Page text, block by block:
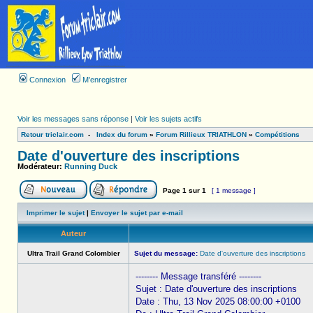
Connexion M’enregistrer
Voir les messages sans réponse | Voir les sujets actifs
Retour triclair.com - Index du forum » Forum Rillieux TRIATHLON » Compétitions
Date d'ouverture des inscriptions
Modérateur: Running Duck
Page 1 sur 1 [ 1 message ]
Imprimer le sujet| Envoyer le sujet par e-mail
Auteur
Ultra Trail Grand Colombier Sujet du message: Date d'ouverture des inscriptions
-------- Message transféré --------
Sujet : Date d'ouverture des inscriptions
Date : Thu, 13 Nov 2025 08:00:00 +0100